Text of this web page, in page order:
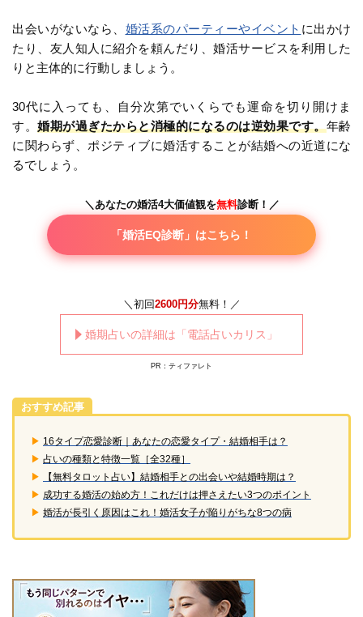
出会いがないなら、 婚活系のパーティーやイベント に出かけ
たり、友人知人に紹介を頼んだり、婚活サービスを利用した
りと主体的に行動しましょう。
30代に入っても、自分次第でいくらでも運命を切り開けま
す。 婚期が過ぎたからと消極的になるのは逆効果です。年齢
に関わらず、ポジティブに婚活することが結婚への近道にな
るでしょう。
＼あなたの婚活4大価値観を無料診断！／
「婚活EQ診断」はこちら！
＼初回2600円分無料！／
婚期占いの詳細は「電話占いカリス」
PR：ティファレト
おすすめ記事
▶︎ 16タイプ恋愛診断｜あなたの恋愛タイプ・結婚相手は？
▶︎ 占いの種類と特徴一覧［全32種］
▶︎
【無料タロット占い】結婚相手との出会いや結婚時期は？
▶︎ 成功する婚活の始め方！これだけは押さえたい3つのポイント
▶︎ 婚活が長引く原因はこれ！婚活女子が陥りがちな8つの病